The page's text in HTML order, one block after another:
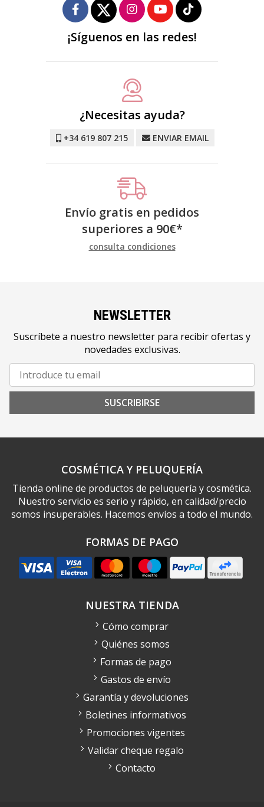
¡Síguenos en las redes!
¿Necesitas ayuda?
+34 619 807 215 ENVIAR EMAIL
Envío gratis en pedidos
superiores a 90€*
consulta condiciones
NEWSLETTER
Suscríbete a nuestro newsletter para recibir ofertas y
novedades exclusivas.
SUSCRIBIRSE
COSMÉTICA Y PELUQUERÍA
Tienda online de productos de peluquería y cosmética.
Nuestro servicio es serio y rápido, en calidad/precio
somos insuperables. Hacemos envíos a todo el mundo.
FORMAS DE PAGO
NUESTRA TIENDA
Cómo comprar
Quiénes somos
Formas de pago
Gastos de envío
Garantía y devoluciones
Boletines informativos
Promociones vigentes
Validar cheque regalo
Contacto